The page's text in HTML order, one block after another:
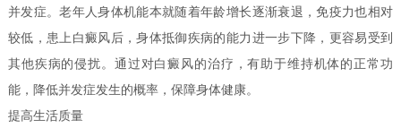
并发症。老年人身体机能本就随着年龄增长逐渐衰退，免疫力也相对
较低，患上白癜风后，身体抵御疾病的能力进一步下降，更容易受到
其他疾病的侵扰。通过对白癜风的治疗，有助于维持机体的正常功
能，降低并发症发生的概率，保障身体健康。
提高生活质量